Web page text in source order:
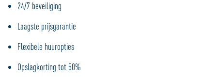
24/7 beveiliging
Laagste prijsgarantie
Flexibele huuropties
Opslagkorting tot 50%